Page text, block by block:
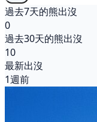
過去7天的熊出沒
0
過去30天的熊出沒
10
最新出沒
1週前